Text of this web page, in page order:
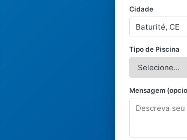
Cidade
Tipo de Piscina
Mensagem